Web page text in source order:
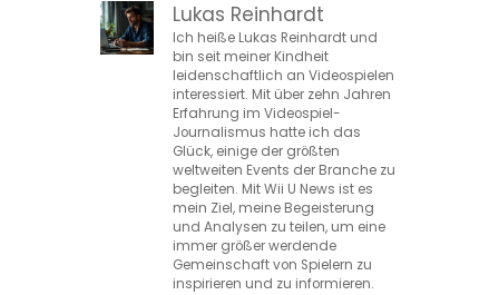
Lukas Reinhardt
Ich heiße Lukas Reinhardt und
bin seit meiner Kindheit
leidenschaftlich an Videospielen
interessiert. Mit über zehn Jahren
Erfahrung im Videospiel-
Journalismus hatte ich das
Glück, einige der größten
weltweiten Events der Branche zu
begleiten. Mit Wii U News ist es
mein Ziel, meine Begeisterung
und Analysen zu teilen, um eine
immer größer werdende
Gemeinschaft von Spielern zu
inspirieren und zu informieren.